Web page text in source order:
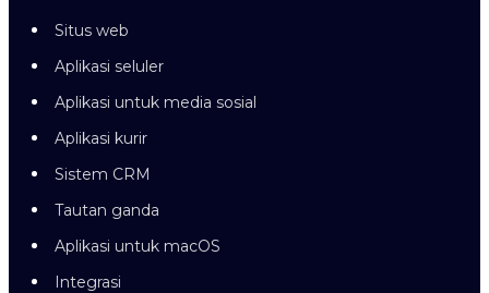
Situs web
Aplikasi seluler
Aplikasi untuk media sosial
Aplikasi kurir
Sistem CRM
Tautan ganda
Aplikasi untuk macOS
Integrasi